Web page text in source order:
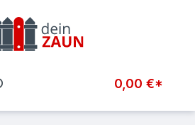
0,00 €*